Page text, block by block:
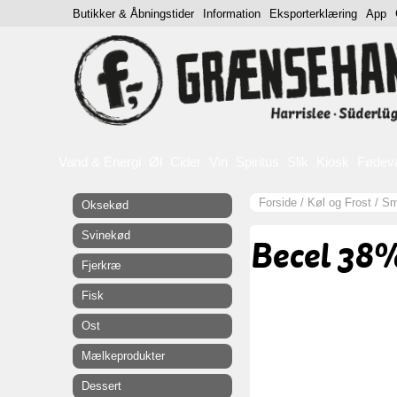
Forside / Køl og Frost /
Becel
Oksekød
Svinekød
Fjerkræ
Fisk
Ost
Mælkeprodukter
Dessert
Butikker & Åbningstider Information Eksporterklæring App